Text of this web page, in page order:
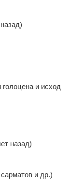
и исход
назад)
и др.)